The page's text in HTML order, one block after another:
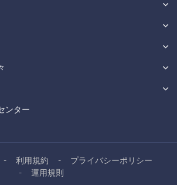
ンター
利用規約
プライバシーポリシー
運用規則